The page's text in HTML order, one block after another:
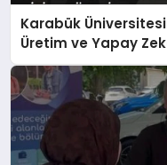
Karabük
Üretim ve Yapay